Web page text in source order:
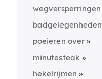
wegversperringen
badgelegenheden
poeieren over
minutesteak
hekelrijmen